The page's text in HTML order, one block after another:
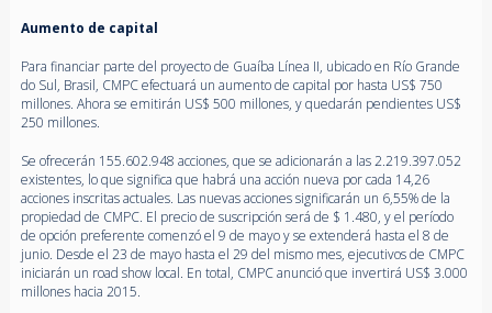
Aumento de capital
Para financiar parte del proyecto de Guaíba Línea II, ubicado en Río Grande
do Sul, Brasil, CMPC efectuará un aumento de capital por hasta US$ 750
millones. Ahora se emitirán US$ 500 millones, y quedarán pendientes US$
250 millones.
Se ofrecerán 155.602.948 acciones, que se adicionarán a las 2.219.397.052
existentes, lo que significa que habrá una acción nueva por cada 14,26
acciones inscritas actuales. Las nuevas acciones significarán un 6,55% de la
propiedad de CMPC. El precio de suscripción será de $ 1.480, y el período
de opción preferente comenzó el 9 de mayo y se extenderá hasta el 8 de
junio. Desde el 23 de mayo hasta el 29 del mismo mes, ejecutivos de CMPC
iniciarán un road show local. En total, CMPC anunció que invertirá US$ 3.000
millones hacia 2015.